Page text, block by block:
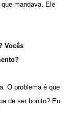
mandava. Ele
Vocês
O problema é que
de ser bonito? Eu